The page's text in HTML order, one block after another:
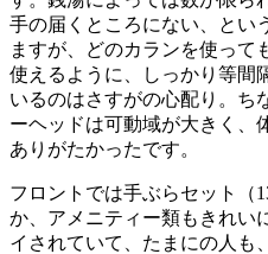
手の届くところにない、とい
ますが、どのカランを使って
使えるように、しっかり等間
いるのはさすがの心配り。ち
ーヘッドは可動域が大きく、
ありがたかったです。
フロントでは手ぶらセット（
か、アメニティー類もきれい
イされていて、たまにの人も